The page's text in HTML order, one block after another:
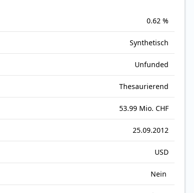
0.62 %
Synthetisch
Unfunded
Thesaurierend
53.99 Mio. CHF
25.09.2012
USD
Nein